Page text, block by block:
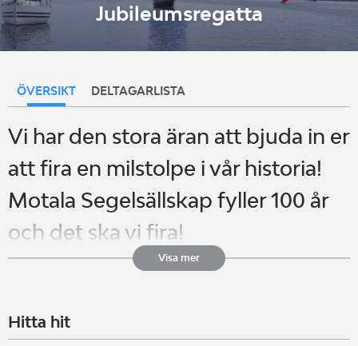
Jubileumsregatta
ÖVERSIKT DELTAGARLISTA
Vi har den stora äran att bjuda in er
att fira en milstolpe i vår historia!
Motala Segelsällskap fyller 100 år
och det ska vi fira!
Vi välkomnar alla seglare att delta i
Visa mer
Hitta hit